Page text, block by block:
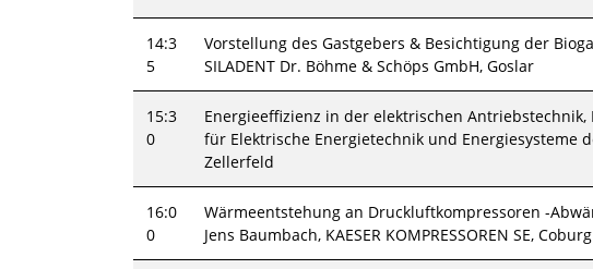
14:3
5
Vorstellung des Gastgebers & Besichtigung der
SILADENT Dr. Böhme & Schöps GmbH, Goslar
15:3
0
Energieeffizienz in der elektrischen
für Elektrische Energietechnik und Energiesysteme
Zellerfeld
16:0
0
Wärmeentstehung an Druckluftkompressoren -
Jens Baumbach, KAESER KOMPRESSOREN SE, Coburg